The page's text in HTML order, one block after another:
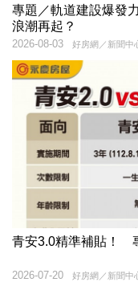
專題／軌道建設爆發
浪潮再起？
好房網／新聞中
2026-08-03
青安3.0精準補貼！
好房網／新聞中
2026-07-20